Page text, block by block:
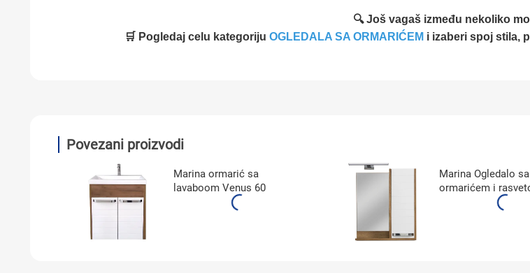
🔍 Još vagaš između nekoliko
🛒 Pogledaj celu kategoriju OGLEDALA SA ORMARIĆEM i izaberi spoj stila,
Povezani proizvodi
Marina ormarić sa
lavaboom Venus 60
Marina Ogledalo sa
ormarićem i